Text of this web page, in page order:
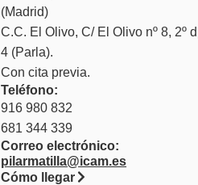
(Madrid)
C.C. El Olivo, C/ El Olivo nº 8, 2º
4 (Parla).
Con cita previa.
Teléfono:
916 980 832
681 344 339
Correo electrónico:
pilarmatilla@icam.es
Cómo llegar